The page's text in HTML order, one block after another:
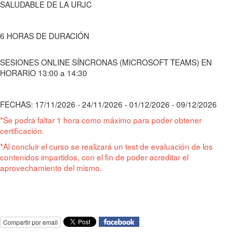
SALUDABLE DE LA URJC
6 HORAS DE DURACIÓN
SESIONES ONLINE SÍNCRONAS (MICROSOFT TEAMS) EN
HORARIO 13:00 a 14:30
FECHAS: 17/11/2026 - 24/11/2026 - 01/12/2026 - 09/12/2026
*Se podrá faltar 1 hora como máximo para poder obtener
certificación.
*Al concluir el curso se realizará un test de evaluación de los
contenidos impartidos, con el fin de poder acreditar el
aprovechamiento del mismo.
Compartir por email